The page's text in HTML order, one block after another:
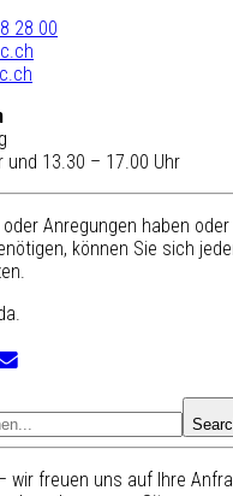
28 00
und 13.30 – 17.00 Uhr
Anregungen haben
können Sie sich
wir freuen uns auf Ihre